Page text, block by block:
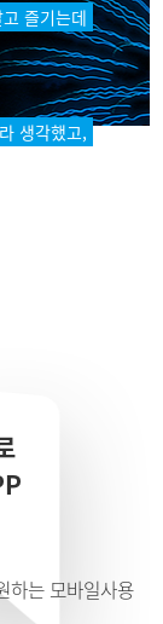
즐기는데
생각했고,
하는 모바일사용